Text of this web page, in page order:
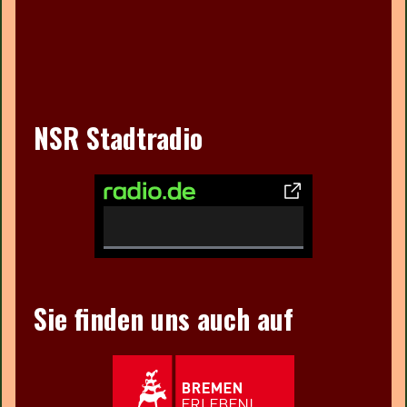
NSR Stadtradio
0
o
m
p
e
Sie finden uns auch auf